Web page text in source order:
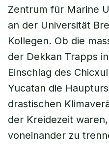
Zentrum für Marine
an der Universität
Kollegen. Ob die
der Dekkan Trapps
Einschlag des
Yucatan die
drastischen
der Kreidezeit
voneinander zu